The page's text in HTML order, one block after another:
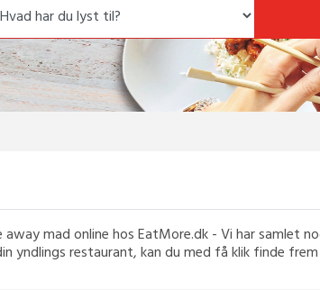
mad online hos EatMore.dk - Vi har samlet
restaurant, kan du med få klik finde